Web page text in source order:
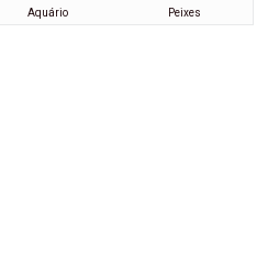
Aquário Peixes